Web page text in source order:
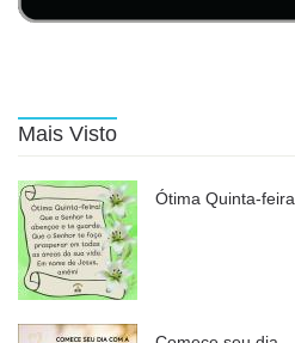
Mais Visto
Ótima Quinta-feira